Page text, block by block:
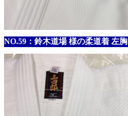
NO.59：鈴木道場 様の柔道着 左胸